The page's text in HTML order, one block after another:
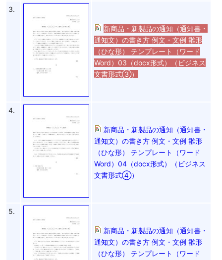
3.
新商品・新製品の通知（通知書・
通知文）の書き方 例文・文例 雛形
（ひな形） テンプレート（ワード
Word）03（docx形式）（ビジネス
文書形式③）
4.
新商品・新製品の通知（通知書・
通知文）の書き方 例文・文例 雛形
（ひな形） テンプレート（ワード
Word）04（docx形式）（ビジネス
文書形式④）
5.
新商品・新製品の通知（通知書・
通知文）の書き方 例文・文例 雛形
（ひな形） テンプレート（ワード